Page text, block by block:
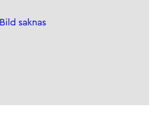
Bild saknas